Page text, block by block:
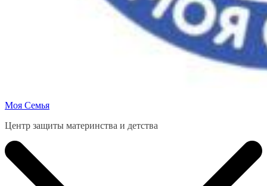
Моя Семья
Центр защиты материнства и детства